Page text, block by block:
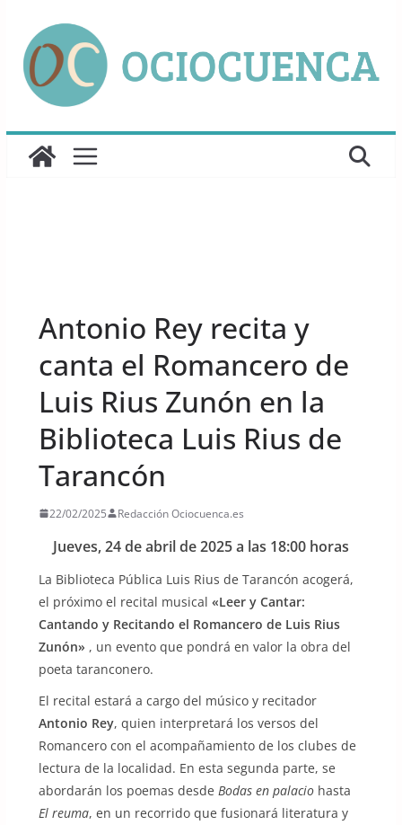
contenido
Antonio Rey recita y
canta el Romancero de
Luis Rius Zunón en la
Biblioteca Luis Rius de
Tarancón
22/02/2025 Redacción Ociocuenca.es
Jueves, 24 de abril de 2025 a las 18:00 horas
La Biblioteca Pública Luis Rius de Tarancón acogerá,
el próximo el recital musical «Leer y Cantar:
Cantando y Recitando el Romancero de Luis Rius
Zunón» , un evento que pondrá en valor la obra del
poeta taranconero.
El recital estará a cargo del músico y recitador
Antonio Rey, quien interpretará los versos del
Romancero con el acompañamiento de los clubes de
lectura de la localidad. En esta segunda parte, se
abordarán los poemas desde Bodas en palaciohasta
El reuma, en un recorrido que fusionará literatura y